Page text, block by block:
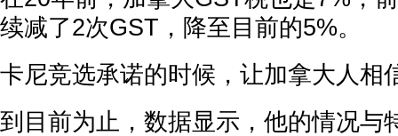
续减了2次GST，降至目前的5%。
卡尼竞选承诺的时候，让加拿大人相
到目前为止，数据显示，他的情况与